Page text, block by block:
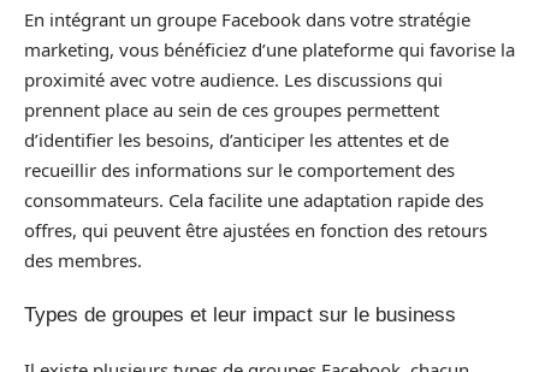
En intégrant un groupe Facebook dans votre stratégie
marketing, vous bénéficiez d’une plateforme qui favorise la
proximité avec votre audience. Les discussions qui
prennent place au sein de ces groupes permettent
d’identifier les besoins, d’anticiper les attentes et de
recueillir des informations sur le comportement des
consommateurs. Cela facilite une adaptation rapide des
offres, qui peuvent être ajustées en fonction des retours
des membres.
Types de groupes et leur impact sur le business